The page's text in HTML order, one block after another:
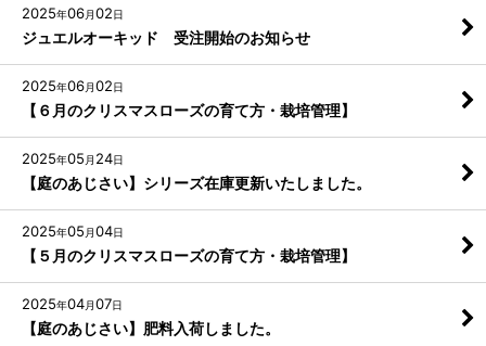
2025年06月02日
ジュエルオーキッド 受注開始のお知らせ
2025年06月02日
【６月のクリスマスローズの育て方・栽培管理】
2025年05 月 24日
【庭のあじさい】シリーズ在庫更新いたしました。
2025年05 月04日
【５月のクリスマスローズの育て方・栽培管理】
2025年04月07日
【庭のあじさい】肥料入荷しました。